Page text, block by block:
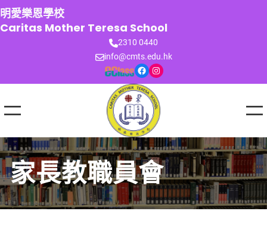
跳
至
主
明愛樂恩學校
Caritas Mother Teresa School
2310 0440
info@cmts.edu.hk
Facebook Instagram
家長教職員會